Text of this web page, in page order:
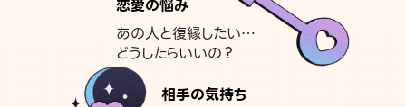
恋愛の悩み
あの人と復縁したい…
どうしたらいいの？
相手の気持ち